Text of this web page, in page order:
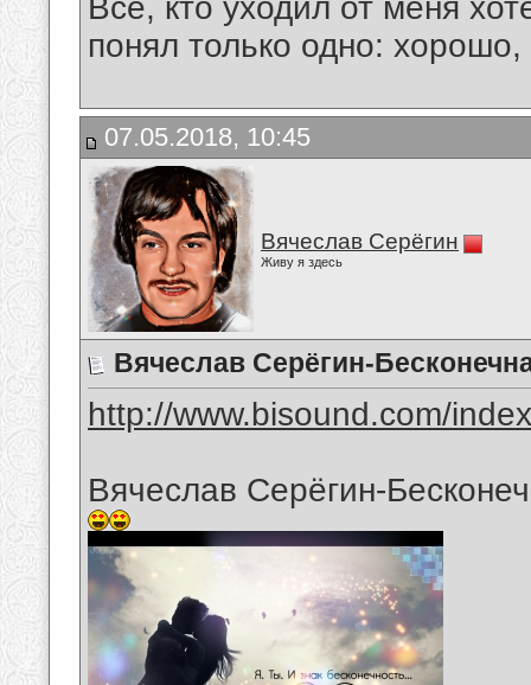
Все, кто уходил от меня
понял только одно:
07.05.2018, 10:45
Вячеслав Серёгин
Живу я здесь
Вячеслав Серёгин-
http://www.bisound.com/
Вячеслав Серёгин-